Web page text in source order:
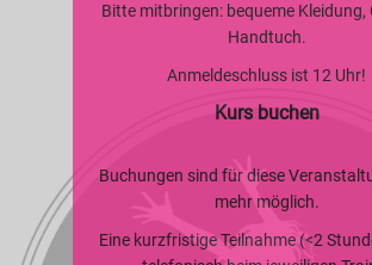
Bitte mitbringen: bequeme Kleidung,
Handtuch.
Anmeldeschluss ist 12 Uhr!
Kurs buchen
Buchungen sind für diese
mehr möglich.
Eine kurzfristige Teilnahme (<2